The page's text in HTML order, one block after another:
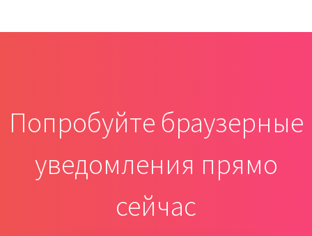
Попробуйте браузерные
уведомления прямо
сейчас